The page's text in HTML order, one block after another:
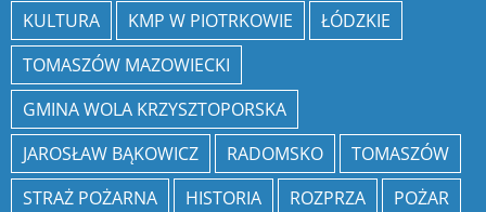
KULTURA
KMP W PIOTRKOWIE
ŁÓDZKIE
TOMASZÓW MAZOWIECKI
GMINA WOLA KRZYSZTOPORSKA
JAROSŁAW BĄKOWICZ
RADOMSKO
TOMASZÓW
STRAŻ POŻARNA
HISTORIA ROZPRZA
POŻAR